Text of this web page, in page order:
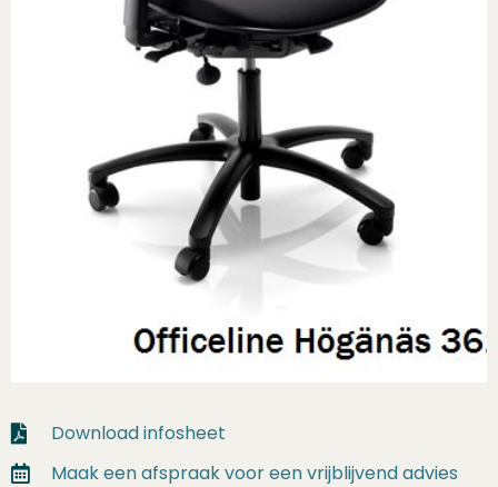
Download infosheet
Maak een afspraak voor een vrijblijvend advies